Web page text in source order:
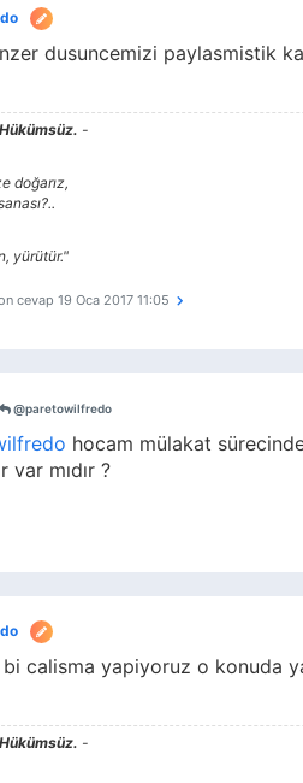
dusuncemizi paylasmistik
-
doğarız,
yürütür."
cevap 19 Oca 2017 11:05
@paretowilfredo
hocam mülakat
var mıdır ?
bi calisma yapiyoruz o konuda
-